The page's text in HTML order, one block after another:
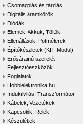
Csomagolás és tárolás
Digitális áramkörök
Diódák
Elemek, Akkuk, Töltők
Ellenállások, Potméterek
Építőkészletek (KIT, Modul)
Erősáramú szerelés
Fejlesztőeszközök
Foglalatok
Hobbielektronika.hu
Induktivitás, Transzformátor
Kábelek, Vezetékek
Kapcsolók, Relék
Készülékek